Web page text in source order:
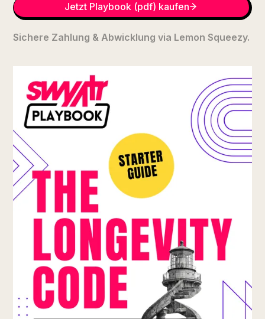
Jetzt Playbook (pdf) kaufen
Sichere Zahlung & Abwicklung via Lemon Squeezy.